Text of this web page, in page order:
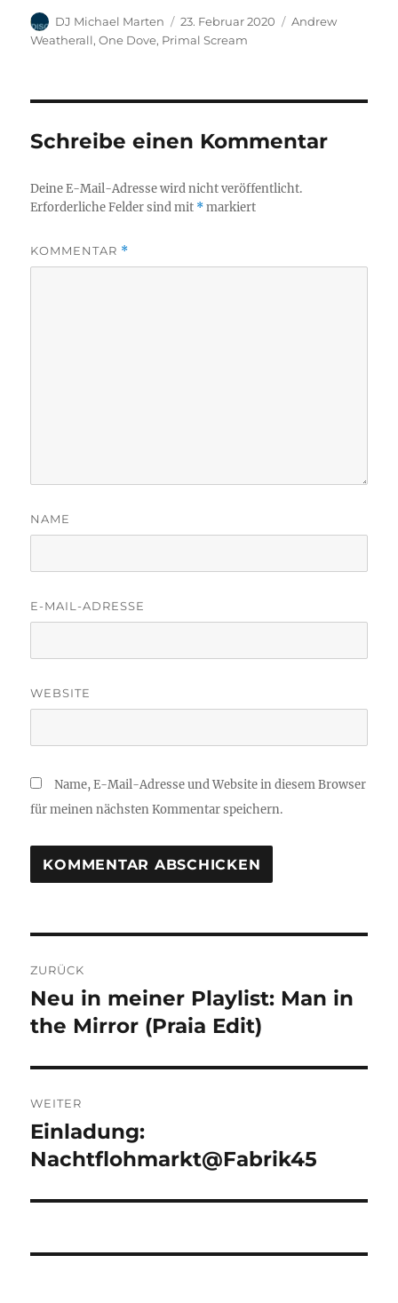
Autor
DJ Michael Marten
Veröffentlicht
am
23. Februar 2020 Kategorien
Andrew
Weatherall,One Dove, Primal Scream
Schreibe einen Kommentar
Deine E-Mail-Adresse wird nicht veröffentlicht.
Erforderliche Felder sind mit *markiert
KOMMENTAR *
NAME
E-MAIL-ADRESSE
WEBSITE
Name, E-Mail-Adresse und Website in diesem Browser
für meinen nächsten Kommentar speichern.
ZURÜCK
Vorheriger
Beitrag:
Neu in meiner Playlist: Man in
the Mirror (Praia Edit)
WEITER
Nächster
Beitrag:
Einladung:
Nachtflohmarkt@Fabrik45